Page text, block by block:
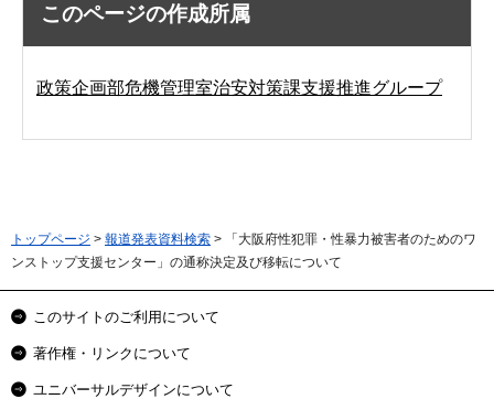
このページの作成所属
政策企画部危機管理室治安対策課支援推進グループ
トップページ > 報道発表資料検索 > 「大阪府性犯罪・性暴力被害者のためのワ
ンストップ支援センター」の通称決定及び移転について
このサイトのご利用について
著作権・リンクについて
ユニバーサルデザインについて